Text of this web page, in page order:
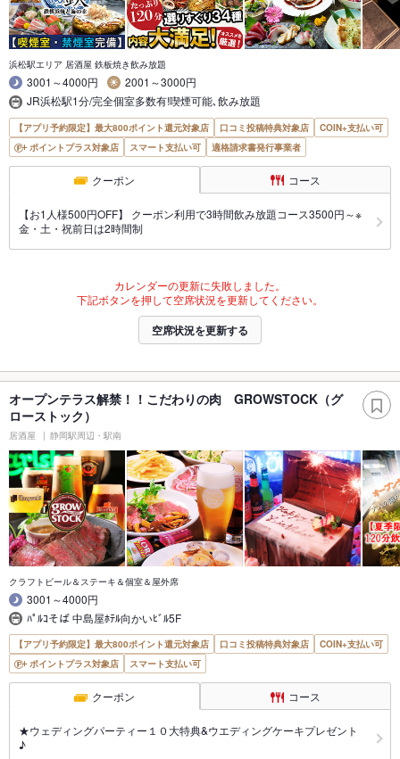
浜松駅エリア 居酒屋 鉄板焼き飲み放題
3001～4000円
2001～3000円
JR浜松駅1分/完全個室多数有!喫煙可能､飲み放題
【アプリ予約限定】最大800ポイント還元対象店 口コミ投稿特典対象店
COIN+支払い可
ポイントプラス対象店
スマート支払い可 適格請求書発行事業者
クーポン コース
【お1人様500円OFF】 クーポン利用で3時間飲み放題コース3500円～※
金・土・祝前日は2時間制
カレンダーの更新に失敗しました。
下記ボタンを押して空席状況を更新してください。
空席状況を更新する
オープンテラス解禁！！こだわりの肉 GROWSTOCK（グ
ローストック）
居酒屋 静岡駅周辺・駅南
クラフトビール＆ステーキ＆個室＆屋外席
3001～4000円
ﾊﾟﾙｺそば 中島屋ﾎﾃﾙ向かいﾋﾞﾙ5F
【アプリ予約限定】最大800ポイント還元対象店 口コミ投稿特典対象店
COIN+支払い可
ポイントプラス対象店
スマート支払い可
クーポン コース
★ウェディングパーティー１０大特典&ウエディングケーキプレゼント
♪